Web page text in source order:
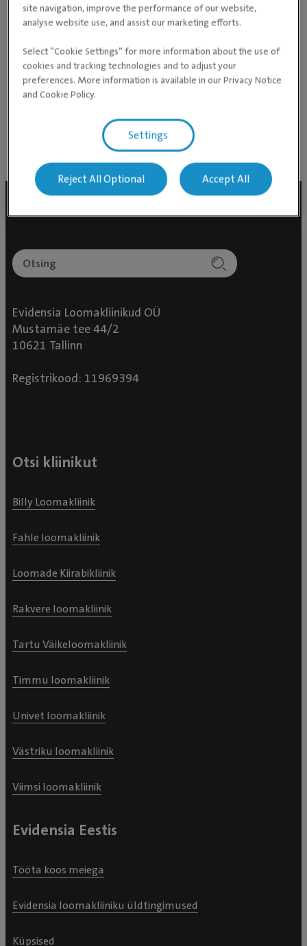
peamisteks huvialadeks on pehmekoe kirurgia,
radioloogia, kompuutertomograafia ning eksootilised
loomad. Nikolajs saab hakkama ka kõige
keerukamate operatsioonidega nii väikeloomadel kui
ka eksootilistel loomadel. Hetkel õpetab Nikolajs
Evidensia Loomakliinikud OÜ
Mustamäe tee 44/2
10621 Tallinn
Registrikood: 11969394
Otsi kliinikut
Billy Loomakliinik
Fahle loomakliinik
Loomade Kiirabikliinik
Rakvere loomakliinik
Tartu Väikeloomakliinik
Timmu loomakliinik
Univet loomakliinik
Västriku loomakliinik
Viimsi loomakliinik
Evidensia Eestis
Tööta koos meiega
Evidensia loomakliiniku üldtingimused
Küpsised
site navigation, improve the performance of our website,
analyse website use, and assist our marketing efforts.
Select “Cookie Settings” for more information about the use of
cookies and tracking technologies and to adjust your
preferences. More information is available in our Privacy Notice
and Cookie Policy.
Settings
Reject All Optional Accept All